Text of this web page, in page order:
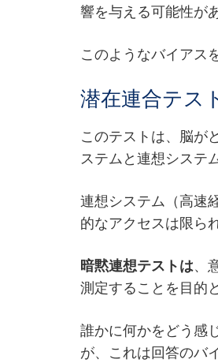
響を与える可能性が
このようなバイアス
潜在連合テス
このテストは、脳が
ステムと連想システ
連想システム（高速
的なアクセスは限ら
暗黙連想テストは、
測定することを目的
誰かに何かをどう感
が、これは回答のバ